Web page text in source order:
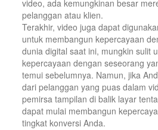
video, ada kemungkinan besar
pelanggan atau klien.
Terakhir, video juga dapat
untuk membangun kepercayaan
dunia digital saat ini, mungkin sulit
kepercayaan dengan seseorang
temui sebelumnya. Namun, jika
dari pelanggan yang puas dalam
pemirsa tampilan di balik layar
dapat mulai membangun
tingkat konversi Anda.